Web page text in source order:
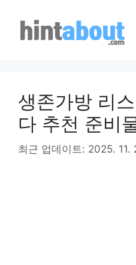
content
생존가방 리
다 추천 준비
최근 업데이트: 2025. 11.